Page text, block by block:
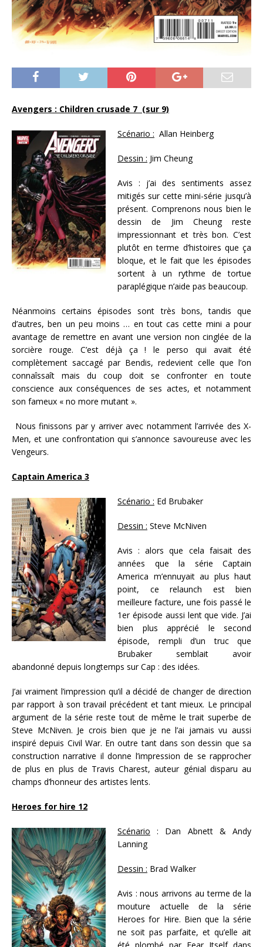
Avengers : Children crusade 7 (sur 9)
Scénario : Allan Heinberg
Dessin : Jim Cheung
Avis : j’ai des sentiments assez
mitigés sur cette mini-série jusqu’à
présent. Comprenons nous bien le
dessin de Jim Cheung reste
impressionnant et très bon. C’est
plutôt en terme d’histoires que ça
bloque, et le fait que les épisodes
sortent à un rythme de tortue
paraplégique n’aide pas beaucoup.
Néanmoins certains épisodes sont très bons, tandis que
d’autres, ben un peu moins … en tout cas cette mini a pour
avantage de remettre en avant une version non cinglée de la
sorcière rouge. C’est déjà ça ! le perso qui avait été
complètement saccagé par Bendis, redevient celle que l’on
connaîssaît mais du coup doit se confronter en toute
conscience aux conséquences de ses actes, et notamment
son fameux « no more mutant ».
Nous finissons par y arriver avec notamment l’arrivée des X-
Men, et une confrontation qui s’annonce savoureuse avec les
Vengeurs.
Captain America 3
Scénario : Ed Brubaker
Dessin : Steve McNiven
Avis : alors que cela faisait des
années que la série Captain
America m’ennuyait au plus haut
point, ce relaunch est bien
meilleure facture, une fois passé le
1er épisode aussi lent que vide. J’ai
bien plus apprécié le second
épisode, rempli d’un truc que
Brubaker semblait avoir
abandonné depuis longtemps sur Cap : des idées.
J’ai vraiment l’impression qu’il a décidé de changer de direction
par rapport à son travail précédent et tant mieux. Le principal
argument de la série reste tout de même le trait superbe de
Steve McNiven. Je crois bien que je ne l’ai jamais vu aussi
inspiré depuis Civil War. En outre tant dans son dessin que sa
construction narrative il donne l’impression de se rapprocher
de plus en plus de Travis Charest, auteur génial disparu au
champs d’honneur des artistes lents.
Heroes for hire 12
Scénario : Dan Abnett & Andy
Lanning
Dessin : Brad Walker
Avis : nous arrivons au terme de la
mouture actuelle de la série
Heroes for Hire. Bien que la série
ne soit pas parfaite, et qu’elle ait